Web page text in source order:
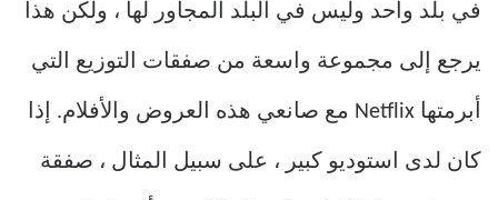
في بلد واحد وليس في البلد المجاور لها ، ولكن هذا
يرجع إلى مجموعة واسعة من صفقات التوزيع التي
أبرمتها Netflix مع صانعي هذه العروض والأفلام. إذا
كان لدى استوديو كبير ، على سبيل المثال ، صفقة